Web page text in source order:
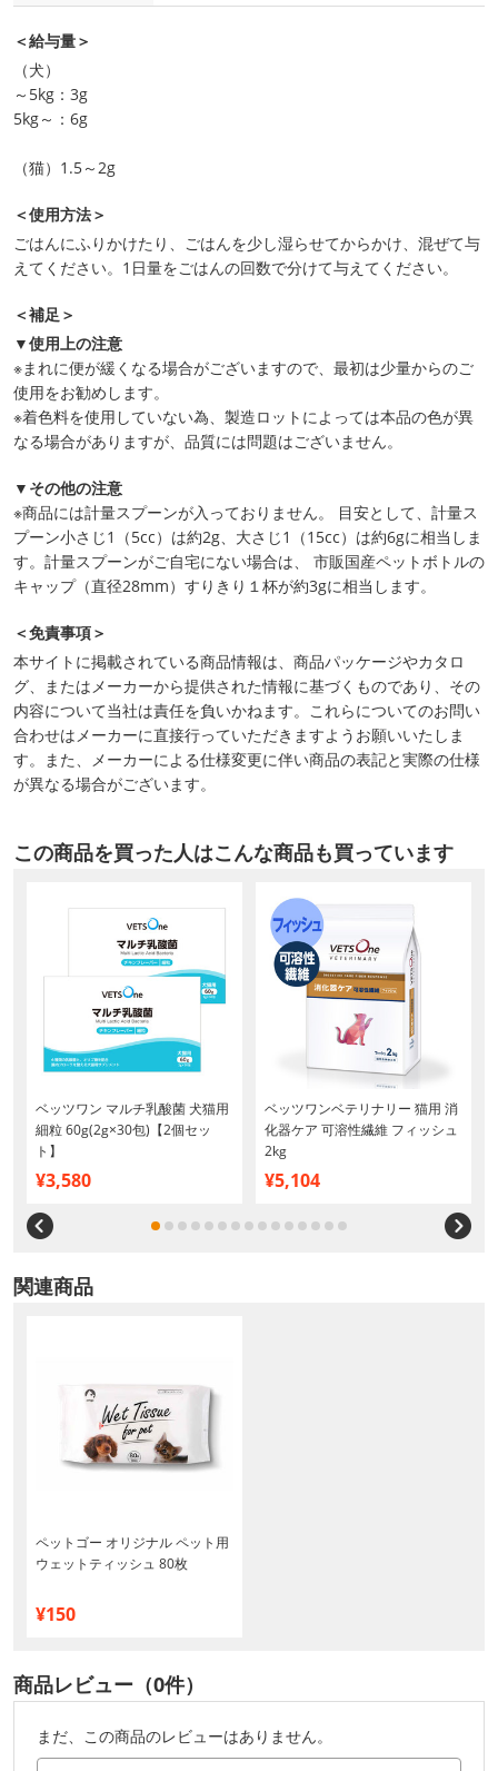
＜給与量＞
（犬）
～5kg：3g
5kg～：6g
（猫）1.5～2g
＜使用方法＞
ごはんにふりかけたり、ごはんを少し湿らせてからかけ、混ぜて与
えてください。1日量をごはんの回数で分けて与えてください。
＜補足＞
▼使用上の注意
※まれに便が緩くなる場合がございますので、最初は少量からのご
使用をお勧めします。
※着色料を使用していない為、製造ロットによっては本品の色が異
なる場合がありますが、品質には問題はございません。
▼その他の注意
※商品には計量スプーンが入っておりません。 目安として、計量ス
プーン小さじ1（5cc）は約2g、大さじ1（15cc）は約6gに相当しま
す。計量スプーンがご自宅にない場合は、 市販国産ペットボトルの
キャップ（直径28mm）すりきり１杯が約3gに相当します。
＜免責事項＞
本サイトに掲載されている商品情報は、商品パッケージやカタロ
グ、またはメーカーから提供された情報に基づくものであり、その
内容について当社は責任を負いかねます。これらについてのお問い
合わせはメーカーに直接行っていただきますようお願いいたしま
す。また、メーカーによる仕様変更に伴い商品の表記と実際の仕様
が異なる場合がございます。
この商品を買った人はこんな商品も買っています
ベッツワン マルチ乳酸菌 犬猫用
細粒 60g(2g×30包)【2個セッ
ト】
¥3,580
ベッツワンベテリナリー 猫用 消
化器ケア 可溶性繊維 フィッシュ
2kg
¥5,104
関連商品
ペットゴー オリジナル ペット用
ウェットティッシュ 80枚
¥150
商品レビュー（0件）
まだ、この商品のレビューはありません。